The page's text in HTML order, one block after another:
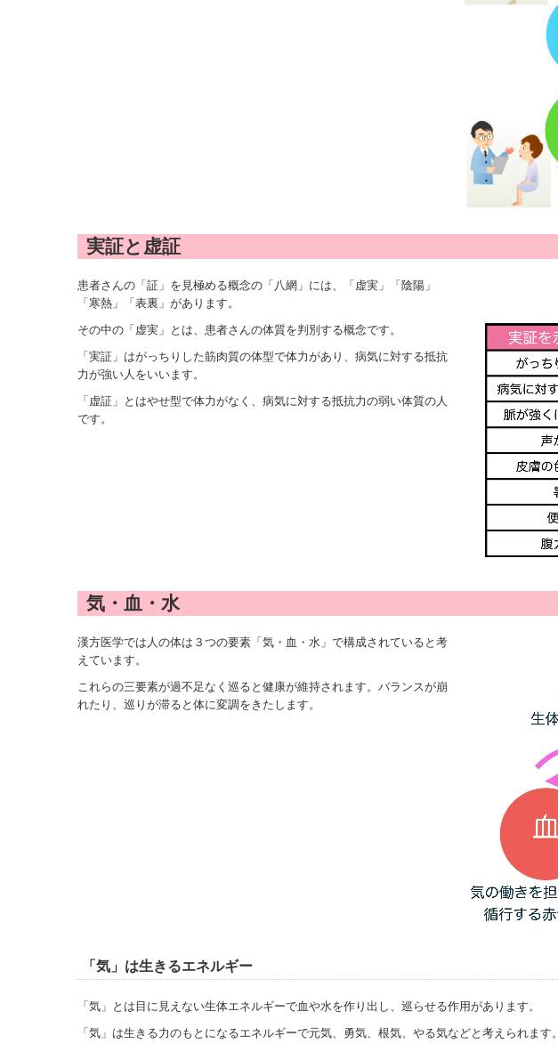
実証と虚証
患者さんの「証」を見極める概念の「八網」には、「虚実」
「陰陽」
「寒熱」
「表裏」があります。
その中の「虚実」とは、患者さんの体質を判別する概念です。
「実証」はがっちりした筋肉質の体型で体力があり、病気に対する抵抗
力が強い人をいいます。
「虚証」とはやせ型で体力がなく、病気に対する抵抗力の弱い体質の人
です。
気・血・水
漢方医学では人の体は３つの要素「気・血・水」で構成されていると考
えています。
これらの三要素が過不足なく巡ると健康が維持されます。バランスが崩
れたり、巡りが滞ると体に変調をきたします。
「気」は生きるエネルギー
「気」とは目に見えない生体エネルギーで血や水を作り出し、巡らせる作用があります。
「気」は生きる力のもとになるエネルギーで元気、勇気、根気、やる気などと考えられます。